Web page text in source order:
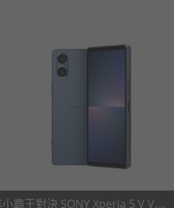
【PK 擂台】S8 Gen 2 旗艦小霸王對決 SONY Xperia 5 V V.S. ASUS Zenfone 10